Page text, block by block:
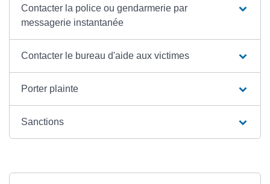
Contacter la police ou gendarmerie par
messagerie instantanée
Contacter le bureau d'aide aux victimes
Porter plainte
Sanctions